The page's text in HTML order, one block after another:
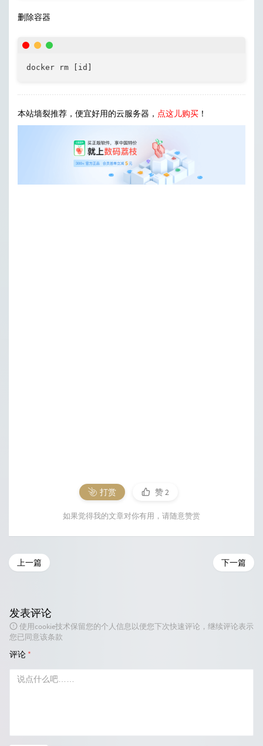
删除容器
docker rm [id]
本站墙裂推荐，便宜好用的云服务器， 点这儿购买 ！
打赏 赞2
如果觉得我的文章对你有用，请随意赞赏
下一篇
上一篇
发表评论
使用cookie技术保留您的个人信息以便您下次快速评论，继续评论表示
您已同意该条款
评论 *